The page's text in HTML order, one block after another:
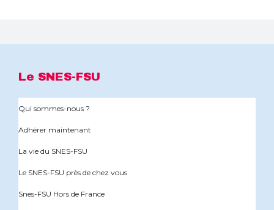
Le SNES-FSU
Qui sommes-nous ?
Adhérer maintenant
La vie du SNES-FSU
Le SNES-FSU près de chez vous
Snes-FSU Hors de France